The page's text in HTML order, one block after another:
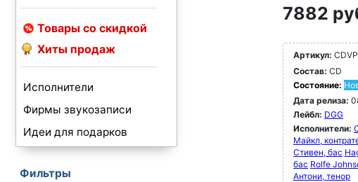
Товары со скидкой
Хиты продаж
Исполнители
Фирмы звукозаписи
Идеи для подарков
Фильтры
7882
Артикул:
Состав: CD
Состояние:
Дата релиза:
Лейбл: DGG
Исполнители:
Майкл,
Стивен, бас
бас Rolfe
Антони, тенор